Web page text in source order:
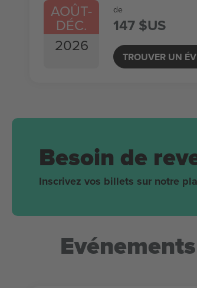
AOÛT-
DÉC.
2026
de
147 $US
TROUVER UN
Besoin de
Inscrivez vos billets sur notre